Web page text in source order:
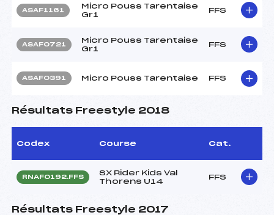
ASAF1161
Micro Pouss Tarentaise
Gr1
FFS
ASAF0721
Micro Pouss Tarentaise
Gr1
FFS
ASAF0391 Micro Pouss Tarentaise FFS
Résultats Freestyle 2018
Codex Course Cat.
RNAF0192.FFS
SX Rider Kids Val
Thorens U14
FFS
Résultats Freestyle 2017